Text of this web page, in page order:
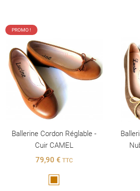
PROMO !
Ballerine Cordon Réglable -
Cuir CAMEL
79,90 € TTC